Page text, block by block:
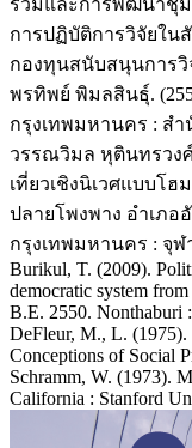
ร่วมและการพัฒนาชุ
การปฏิบัติการวิจัยใน
กองทุนสนับสนุนการวิ
พรทิพย์ พิมลสินธุ์.
กรุงเทพมหานคร : ส
วรรณวิมล หุตินทรวงศ์
เที่ยวเชิงนิเวศแบบโ
ปลายโพงพาง อําเภ
กรุงเทพมหานคร : จุ
Burikul, T. (2009).
democratic system
B.E. 2550. Nonthaburi
DeFleur, M., L. (1975).
Conceptions of Social
Schramm, W. (1973).
California : Stanford